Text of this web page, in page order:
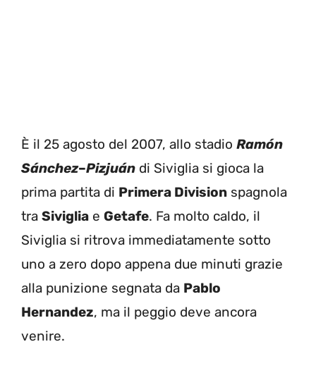
È il 25 agosto del 2007, allo stadio Ramón
Sánchez–Pizjuán di Siviglia si gioca la
prima partita di Primera Division spagnola
tra Siviglia e Getafe. Fa molto caldo, il
Siviglia si ritrova immediatamente sotto
uno a zero dopo appena due minuti grazie
alla punizione segnata da Pablo
Hernandez, ma il peggio deve ancora
venire.